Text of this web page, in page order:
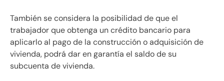
También se considera la posibilidad de que el
trabajador que obtenga un crédito bancario para
aplicarlo al pago de la construcción o adquisición de
vivienda, podrá dar en garantía el saldo de su
subcuenta de vivienda.